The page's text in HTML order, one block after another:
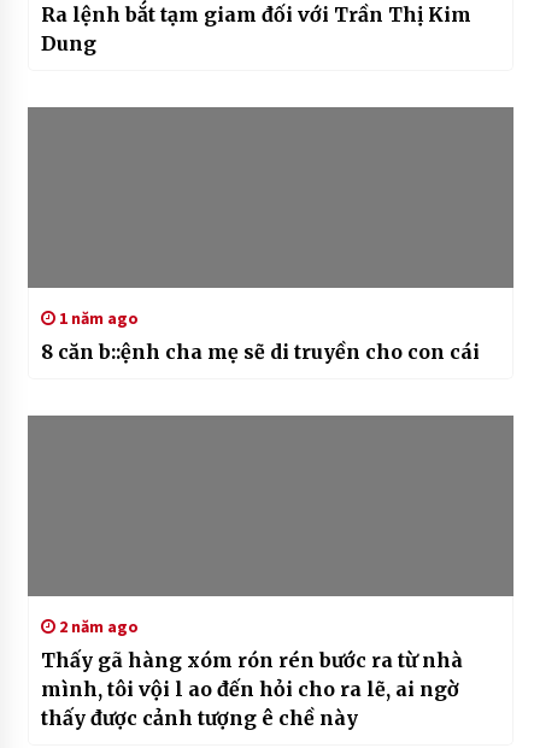
Ra lệnh bắt tạm giam đối với Trần Thị Kim
Dung
1 năm ago
8 căn b::ệnh cha mẹ sẽ di truyền cho con cái
2 năm ago
Thấy gã hàng xóm rón rén bước ra từ nhà
mình, tôi vội l ao đến hỏi cho ra lẽ, ai ngờ
thấy được cảnh tượng ê chề này